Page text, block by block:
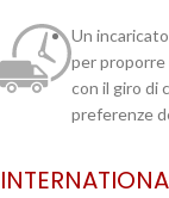
Un
per proporre
con il giro di
preferenze